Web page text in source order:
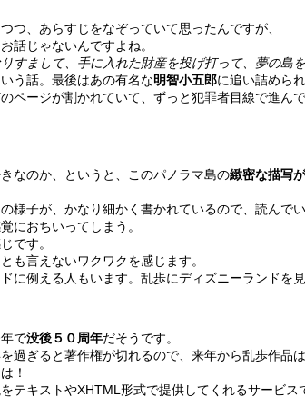
つ、あらすじをなぞっていて思ったんですが、
話じゃないんですよね。
すまして、手に入れた財産を投げ打って、夢の島
う話。最後はあの有名な明智小五郎に追い詰めら
ページが割かれていて、ずっと犯罪者目線で進ん
なのか、というと、このパノラマ島の緻密な描写
様子が、かなり細かく書かれているので、読んで
におちいってしまう。
です。
も言えないワクワクを感じます。
に例える人もいます。乱歩にディズニーランドを
で没後５０周年だそうです。
過ぎると著作権が切れるので、来年から乱歩作品
！
テキストやXHTML形式で提供してくれるサービス